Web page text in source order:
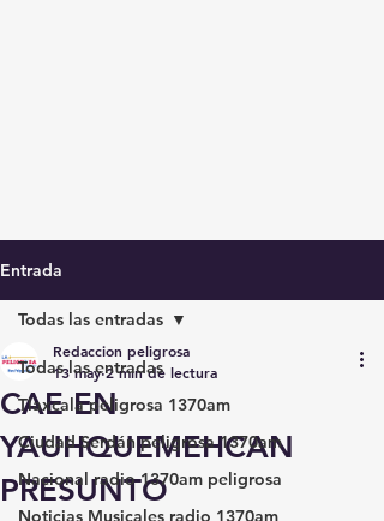
Entrada
Todas las entradas
Tlaxcala peligrosa 1370am
Ciudad Serdán peligrosa 1370am
Nacional radio 1370am peligrosa
Noticias Musicales radio 1370am
Todas las entradas
CAE EN
YAUHQUEMEHCAN
PRESUNTO
Redaccion peligrosa
13 may 2 min de lectura